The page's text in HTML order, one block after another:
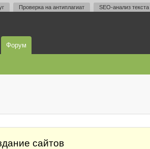
Проверка на антиплагиат SEO-анализ текста
Форум
сайтов